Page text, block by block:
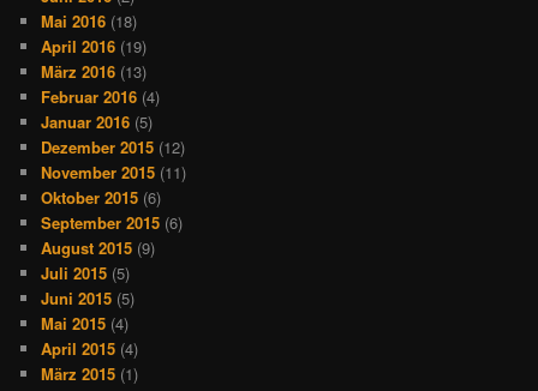
Mai 2016 (18)
April 2016 (19)
März 2016 (13)
Februar 2016 (4)
Januar 2016 (5)
Dezember 2015 (12)
November 2015 (11)
Oktober 2015 (6)
September 2015 (6)
August 2015 (9)
Juli 2015 (5)
Juni 2015 (5)
Mai 2015 (4)
April 2015 (4)
März 2015 (1)